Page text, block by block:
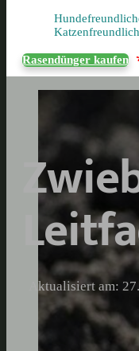
Rasendünger kaufen
Aktualisiert am: